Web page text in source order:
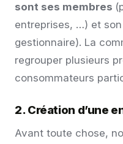
sont ses membres
entreprises, …) et
gestionnaire). La
regrouper plusieurs
consommateurs
2. Création d’une
Avant toute chose,